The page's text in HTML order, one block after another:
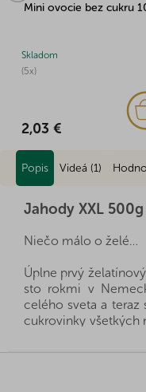
Mini ovocie bez cukru
(5x)
Skladom
2,03 €
Popis Videá (1)
Jahody XXL 500g
Niečo málo o želé…
Úplne prvý
sto rokmi v
celého sveta a teraz
cukrovinky všetkých
nesmú chýbať na